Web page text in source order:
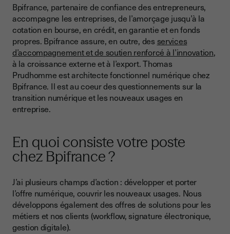
Quelle est votre vision de l’enjeu du numérique pour les
entreprises ?
Vous parliez de signature électronique, pourquoi et comment
avez-vous intégré ce process ?
Cela a été bien accueilli chez Bpifrance ?
Quelles sont les prochaines étapes ? Des projets en
perspectives ?
Bpifrance, partenaire de confiance des entrepreneurs,
accompagne les entreprises, de l’amorçage jusqu’à la
cotation en bourse, en crédit, en garantie et en fonds
propres. Bpifrance assure, en outre, des services
d’accompagnement et de soutien renforcé à l’innovation,
à la croissance externe et à l’export. Thomas
Prudhomme est architecte fonctionnel numérique chez
Bpifrance. Il est au coeur des questionnements sur la
transition numérique et les nouveaux usages en
entreprise.
En quoi consiste votre poste
chez Bpifrance ?
J’ai plusieurs champs d’action : développer et porter
l’offre numérique, couvrir les nouveaux usages. Nous
développons également des offres de solutions pour les
métiers et nos clients (workflow, signature électronique,
gestion digitale).